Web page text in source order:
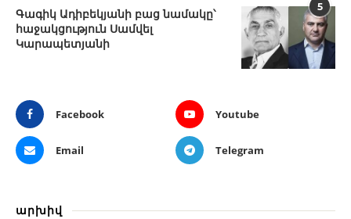
5
Գագիկ Ադիբեկյանի բաց նամակը՝
հաջակցություն Սամվել
Կարապետյանի
Facebook Youtube
Email Telegram
արխիվ